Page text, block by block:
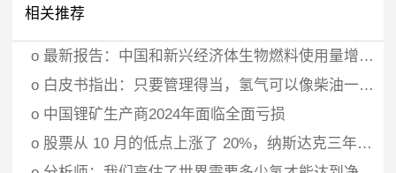
相关推荐
o 最新报告：中国和新兴经济体生物燃料使用量增加推动了其增长
o 白皮书指出：只要管理得当，氢气可以像柴油一样普及
o 中国锂矿生产商2024年面临全面亏损
o 股票从 10 月的低点上涨了 20%，纳斯达克三年来首次进入牛市